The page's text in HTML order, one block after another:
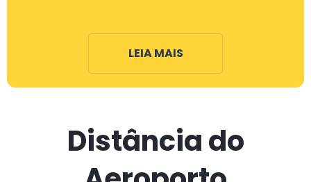
LEIA MAIS
Distância do